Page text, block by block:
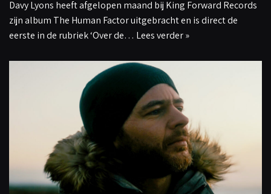
Davy Lyons heeft afgelopen maand bij King Forward Records
zijn album The Human Factor uitgebracht en is direct de
eerste in de rubriek ‘Over de… Lees verder »